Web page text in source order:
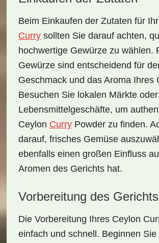
Beim Einkaufen der Zutaten für
Currysollten Sie darauf achten,
hochwertige Gewürze zu wählen.
Gewürze sind entscheidend für
Geschmack und das Aroma Ihres
Besuchen Sie lokalen Märkte
Lebensmittelgeschäfte, um
Ceylon CurryPowder zu finden.
darauf, frisches Gemüse
ebenfalls einen großen Einfluss
Aromen des Gerichts hat.
Vorbereitung des Gerichts
Die Vorbereitung Ihres Ceylon
einfach und schnell. Beginnen